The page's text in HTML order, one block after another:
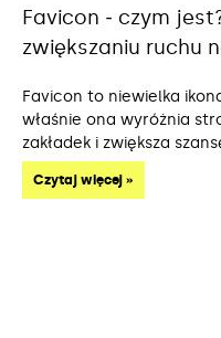
Favicon ‒ czym
zwiększaniu ruchu
Favicon to niewielka
właśnie ona wyróżnia
zakładek i zwiększa
Czytaj więcej »